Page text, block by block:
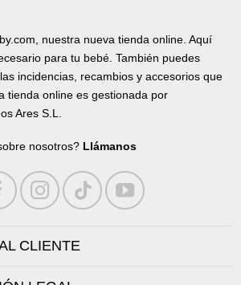
nuestra nueva tienda online. Aquí
para tu bebé. También puedes
incidencias, recambios y accesorios que
tienda online es gestionada por
Ares S.L.
nosotros? Llámanos
CLIENTE